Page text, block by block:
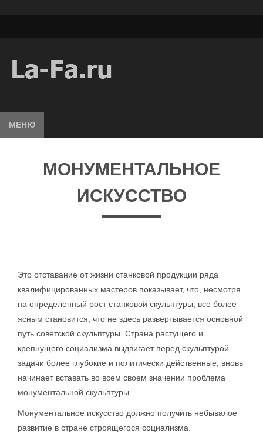
МЕНЮ
МОНУМЕНТАЛЬНОЕ
ИСКУССТВО
Это отставание от жизни станковой продукции ряда
квалифицированных мастеров показывает, что, несмотря
на определенный рост станковой скульптуры, все более
ясным становится, что не здесь развертывается основной
путь советской скульптуры. Страна растущего и
крепнущего социализма выдвигает перед скульптурой
задачи более глубокие и политически действенные, вновь
начинает вставать во всем своем значении проблема
монументальной скульптуры.
Монументальное искусство должно получить небывалое
развитие в стране строящегося социализма.